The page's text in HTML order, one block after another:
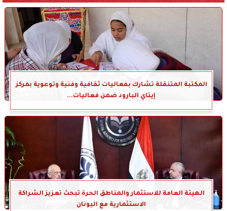
المكتبة المتنقلة تشارك بفعاليات ثقافية وفنية وتوعوية بمركز
إيتاي البارود ضمن فعاليات...
الهيئة العامة للاستثمار والمناطق الحرة تبحث تعزيز الشراكة
الاستثمارية مع اليونان